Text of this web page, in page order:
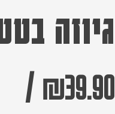
גיוזה
₪39.90
/